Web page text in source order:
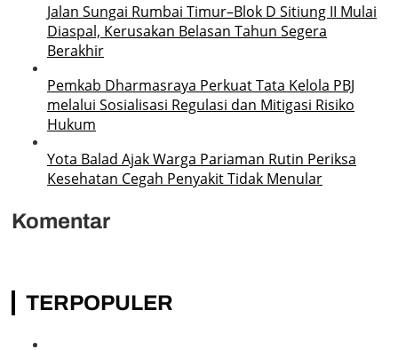
Jalan Sungai Rumbai Timur–Blok D Sitiung II Mulai
Diaspal, Kerusakan Belasan Tahun Segera
Berakhir
Pemkab Dharmasraya Perkuat Tata Kelola PBJ
melalui Sosialisasi Regulasi dan Mitigasi Risiko
Hukum
Yota Balad Ajak Warga Pariaman Rutin Periksa
Kesehatan Cegah Penyakit Tidak Menular
Komentar
TERPOPULER